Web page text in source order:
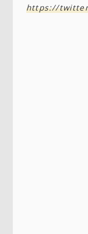
https://